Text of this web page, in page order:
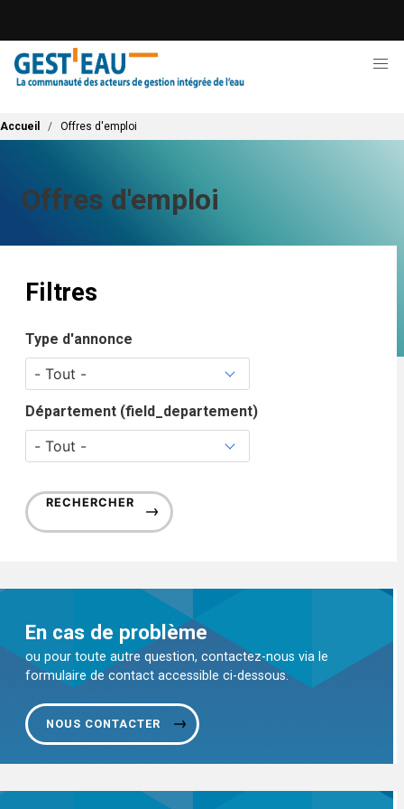
contenu
principal
Fil d'Ariane
Accueil Offres d'emploi
Offres d'emploi
Filtres
Type d'annonce
Département (field_departement)
RECHERCHER
En cas de problème
ou pour toute autre question, contactez-nous via le
formulaire de contact accessible ci-dessous.
NOUS CONTACTER